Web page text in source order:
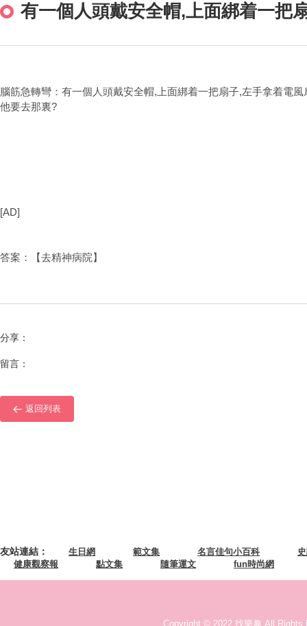
有一個人頭戴安全帽,上面綁着一把
腦筋急轉彎：有一個人頭戴安全帽,上面綁着一把扇子,左手拿着電
他要去那裏?
[AD]
答案：【去精神病院】
分享：
留言：
返回列表
友站連結： 生日網 範文集 名言佳句小百科
健康觀察報
點文集 隨筆運文 fun時尚網
Copyright © 2022 找樂趣 All Rights